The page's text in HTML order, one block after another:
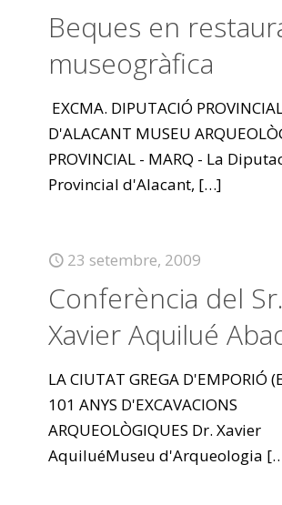
Beques en
museogràfica
EXCMA. DIPUTACIÓ
D'ALACANT MUSEU
PROVINCIAL - MARQ - La
Provincial d'Alacant, […]
23 setembre, 2009
Conferència del Sr.
Xavier Aquilué
LA CIUTAT GREGA D'EMPORIÓ
101 ANYS D'EXCAVACIONS
ARQUEOLÒGIQUES Dr. Xavier
AquiluéMuseu d'Arqueologia